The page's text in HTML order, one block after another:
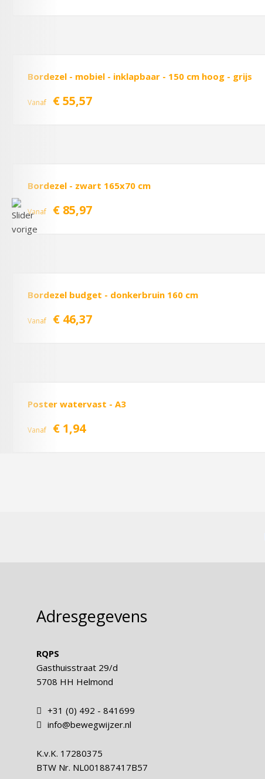
Bordezel - mobiel - inklapbaar - 150 cm hoog - grijs
Vanaf € 55,57
Bordezel - zwart 165x70 cm
Vanaf € 85,97
Bordezel budget - donkerbruin 160 cm
Vanaf € 46,37
Poster watervast - A3
Vanaf € 1,94
Adresgegevens
RQPS
Gasthuisstraat 29/d
5708 HH Helmond
+31 (0) 492 - 841699
info@bewegwijzer.nl
K.v.K. 17280375
BTW Nr. NL001887417B57